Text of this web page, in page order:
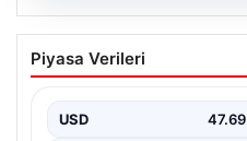
05.08.2026
Nilda Müge’nin
Saldırının
İstanbul’un Şişli ilçesinde
Piyasa Verileri
USD 47.69